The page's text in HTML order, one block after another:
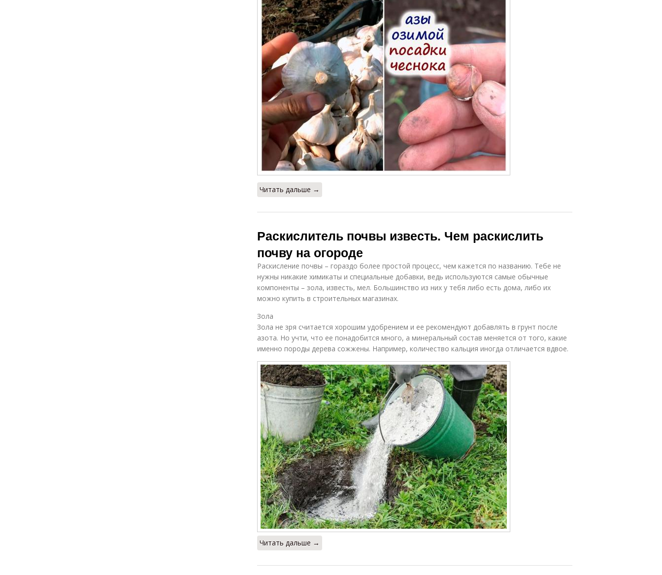
Читать дальше →
Раскислитель почвы известь. Чем раскислить
почву на огороде
Раскисление почвы – гораздо более простой процесс, чем кажется по названию. Тебе не
нужны никакие химикаты и специальные добавки, ведь используются самые обычные
компоненты – зола, известь, мел. Большинство из них у тебя либо есть дома, либо их
можно купить в строительных магазинах.
Зола
Зола не зря считается хорошим удобрением и ее рекомендуют добавлять в грунт после
азота. Но учти, что ее понадобится много, а минеральный состав меняется от того, какие
именно породы дерева сожжены. Например, количество кальция иногда отличается вдвое.
Читать дальше →